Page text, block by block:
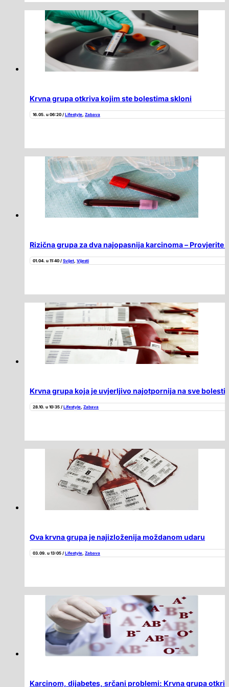
Krvna grupa otkriva kojim ste bolestima skloni
16.05. u 06:20 / Lifestyle, Zabava
Rizična grupa za dva najopasnija karcinoma – Provjerite
01.04. u 11:40 / Svijet, Vijesti
Krvna grupa koja je uvjerljivo najotpornija na sve bolesti
28.10. u 10:35 / Lifestyle, Zabava
Ova krvna grupa je najizloženija moždanom udaru
03.09. u 13:05 / Lifestyle, Zabava
Karcinom, dijabetes, srčani problemi: Krvna grupa